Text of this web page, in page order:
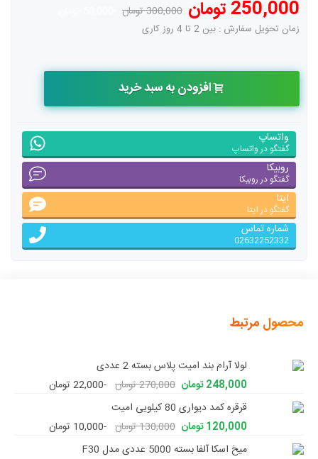
250,000 تومان 300,000 تومان
زمان تحویل سفارش : بین 2 تا 4 روز کاری
افزودن به سبد خرید
واتساپ
گفتگو در واتساپ
روبیکا
گفتگو در روبیکا
ایتا
گفتگو در ایتا
شماره تماس
02632252332
محصول مرتبط
لولا آرام بند امیت پلاس بسته 2 عددی
248,000 تومان
270,000 تومان
-22,000 تومان
قرقره کمد دیواری 80 کیلویی امیت
120,000 تومان
130,000 تومان
-10,000 تومان
میخ اسکا آلفا بسته 5000 عددی مدل F30